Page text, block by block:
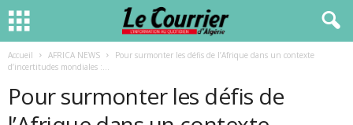
Accueil AFRICA NEWS
Pour surmonter les défis de l’Afrique dans un contexte
d’incertitudes mondiales :...
Pour surmonter les défis de